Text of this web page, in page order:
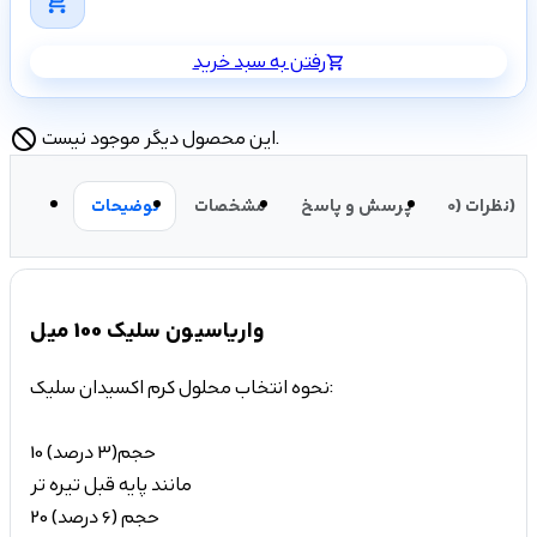
رفتن به سبد خریدshopping_cart
block این محصول دیگر موجود نیست.
توضیحات مشخصات پرسش و پاسخ نظرات (0)
واریاسیون سلیک 100 میل
نحوه انتخاب محلول کرم اکسیدان سلیک:
10 حجم(3 درصد)
مانند پایه قبل تیره تر
20 حجم (6 درصد)